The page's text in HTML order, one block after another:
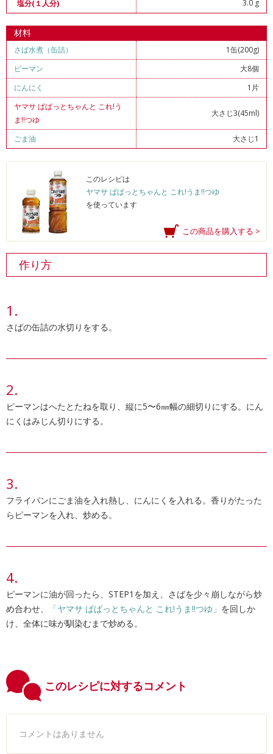
塩分(１人分)
3.0 g
材料
さば水煮（缶詰）
1缶(200g)
ピーマン
大8個
にんにく
1片
ヤマサ ぱぱっとちゃんと これ!う
ま!!つゆ
大さじ3(45ml)
ごま油 大さじ1
このレシピは
ヤマサ ぱぱっとちゃんと これ!うま!!つゆ
を使っています
この商品を購入する >
作り方
さばの缶詰の水切りをする。
ピーマンはへたとたねを取り、縦に5〜6㎜幅の細切りにする。にん
にくはみじん切りにする。
フライパンにごま油を入れ熱し、にんにくを入れる。香りがたった
らピーマンを入れ、炒める。
ピーマンに油が回ったら、STEP1を加え、さばを少々崩しながら炒
め合わせ、
「ヤマサ ぱぱっとちゃんと これ!うま!!つゆ」 を回しか
け、全体に味が馴染むまで炒める。
このレシピに対するコメント
コメントはありません